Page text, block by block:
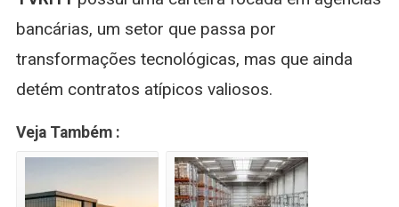
bancárias, um setor que passa por
transformações tecnológicas, mas que ainda
detém contratos atípicos valiosos.
Veja Também :